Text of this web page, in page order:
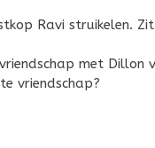
Ravi struikelen.
met Dillon
vriendschap?